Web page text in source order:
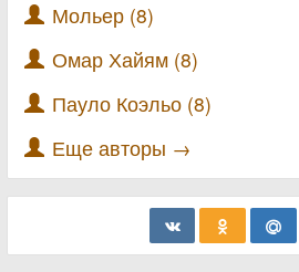
Мольер (8)
Омар Хайям (8)
Пауло Коэльо (8)
Еще авторы →